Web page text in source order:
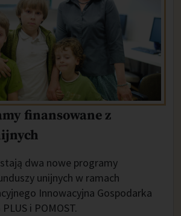
finansowane z
dwa nowe programy
unijnych w ramach
Innowacyjna Gospodarka
i POMOST.